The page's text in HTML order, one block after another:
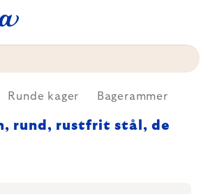
Runde kager Bagerammer
rund, rustfrit stål, de